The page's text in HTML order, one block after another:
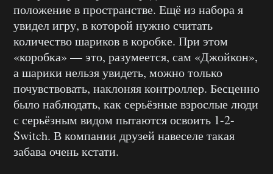
положение в пространстве. Ещё из набора я
увидел игру, в которой нужно считать
количество шариков в коробке. При этом
«коробка» — это, разумеется, сам «Джойкон»,
а шарики нельзя увидеть, можно только
почувствовать, наклоняя контроллер. Бесценно
было наблюдать, как серьёзные взрослые люди
с серьёзным видом пытаются освоить 1-2-
Switch. В компании друзей навеселе такая
забава очень кстати.